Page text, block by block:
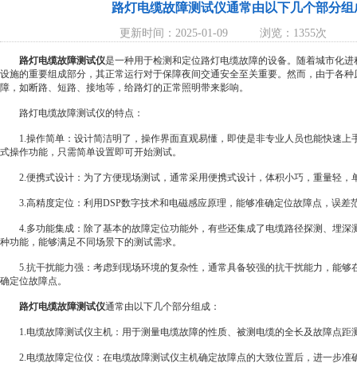
路灯电缆故障测试仪通常由以下几个部分组
更新时间：2025-01-09 浏览：1355次
路灯电缆故障测试仪是一种用于检测和定位路灯电缆故障的设备。随着城市化
设施的重要组成部分，其正常运行对于保障夜间交通安全至关重要。然而，由于各
障，如断路、短路、接地等，给路灯的正常照明带来影响。
路灯电缆故障测试仪的特点：
1.操作简单：设计简洁明了，操作界面直观易懂，即使是非专业人员也能快速上
式操作功能，只需简单设置即可开始测试。
2.便携式设计：为了方便现场测试，通常采用便携式设计，体积小巧，重量轻，
3.高精度定位：利用DSP数字技术和电磁感应原理，能够准确定位故障点，误差
4.多功能集成：除了基本的故障定位功能外，有些还集成了电缆路径探测、埋深
种功能，能够满足不同场景下的测试需求。
5.抗干扰能力强：考虑到现场环境的复杂性，通常具备较强的抗干扰能力，能够
确定位故障点。
路灯电缆故障测试仪通常由以下几个部分组成：
1.电缆故障测试仪主机：用于测量电缆故障的性质、被测电缆的全长及故障点距
2.电缆故障定位仪：在电缆故障测试仪主机确定故障点的大致位置后，进一步准